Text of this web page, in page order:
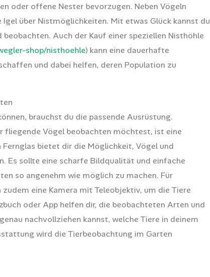
oder offene Nester bevorzugen. Neben Vögeln
über Nistmöglichkeiten. Mit etwas Glück kannst du
Auch der Kauf einer speziellen Nisthöhle
shop/nisthoehle) kann eine dauerhafte
und dabei helfen, deren Population zu
brauchst du die passende Ausrüstung.
fliegende Vögel beobachten möchtest, ist eine
bietet dir die Möglichkeit, Vögel und
Es sollte eine scharfe Bildqualität und einfache
so angenehm wie möglich zu machen. Für
eine Kamera mit Teleobjektiv, um die Tiere
oder App helfen dir, die beobachteten Arten und
nachvollziehen kannst, welche Tiere in deinem
wird die Tierbeobachtung im Garten